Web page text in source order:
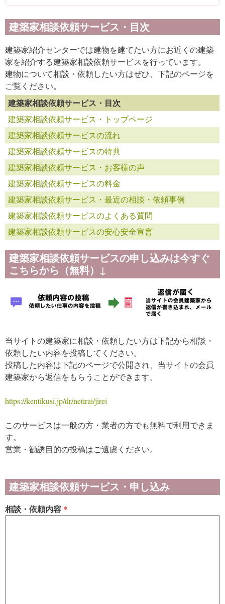
建築家相談依頼サービス・目次
建築家紹介センターでは建物を建てたい方にお近くの建築
家を紹介する建築家相談依頼サービスを行っています。
建物について相談・依頼したい方はぜひ、下記のページを
ご覧ください。
建築家相談依頼サービス・目次
建築家相談依頼サービス・トップページ
建築家相談依頼サービスの流れ
建築家相談依頼サービスの特典
建築家相談依頼サービス・お客様の声
建築家相談依頼サービスの料金
建築家相談依頼サービス・最近の相談・依頼事例
建築家相談依頼サービスのよくある質問
建築家相談依頼サービスの安心安全宣言
建築家相談依頼サービスの申し込みは今すぐ
こちらから（無料）↓
当サイトの建築家に相談・依頼したい方は下記から相談・
依頼したい内容を投稿してください。
投稿した内容は下記のページで公開され、当サイトの会員
建築家から返信をもらうことができます。
https://kentikusi.jp/dr/netirai/jirei
このサービスは一般の方・業者の方でも無料で利用できま
す。
営業・勧誘目的の投稿はご遠慮ください。
建築家相談依頼サービス・申し込み
相談・依頼内容 *